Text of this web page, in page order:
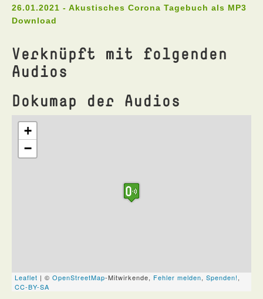
26.01.2021 - Akustisches Corona Tagebuch als MP3
Download
Verknüpft mit folgenden
Audios
Dokumap der Audios